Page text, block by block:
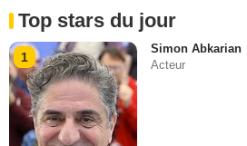
Top stars du jour
1
Simon Abkarian
Acteur